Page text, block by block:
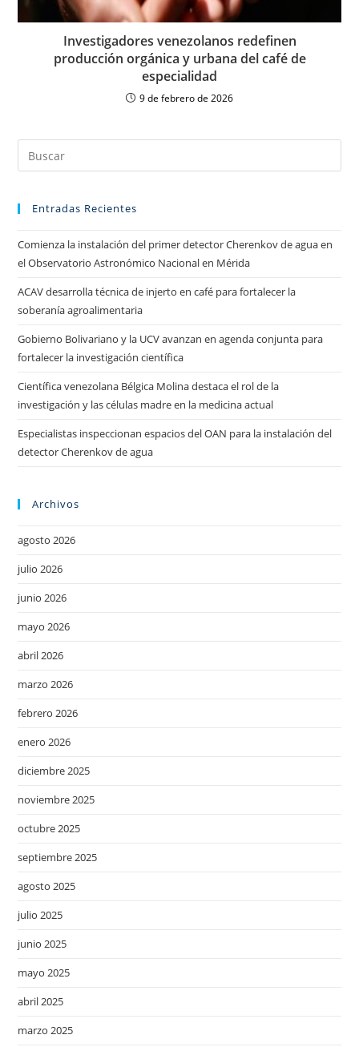
Investigadores venezolanos redefinen
producción orgánica y urbana del café de
especialidad
9 de febrero de 2026
Entradas Recientes
Comienza la instalación del primer detector Cherenkov de agua en
el Observatorio Astronómico Nacional en Mérida
ACAV desarrolla técnica de injerto en café para fortalecer la
soberanía agroalimentaria
Gobierno Bolivariano y la UCV avanzan en agenda conjunta para
fortalecer la investigación científica
Científica venezolana Bélgica Molina destaca el rol de la
investigación y las células madre en la medicina actual
Especialistas inspeccionan espacios del OAN para la instalación del
detector Cherenkov de agua
Archivos
agosto 2026
julio 2026
junio 2026
mayo 2026
abril 2026
marzo 2026
febrero 2026
enero 2026
diciembre 2025
noviembre 2025
octubre 2025
septiembre 2025
agosto 2025
julio 2025
junio 2025
mayo 2025
abril 2025
marzo 2025